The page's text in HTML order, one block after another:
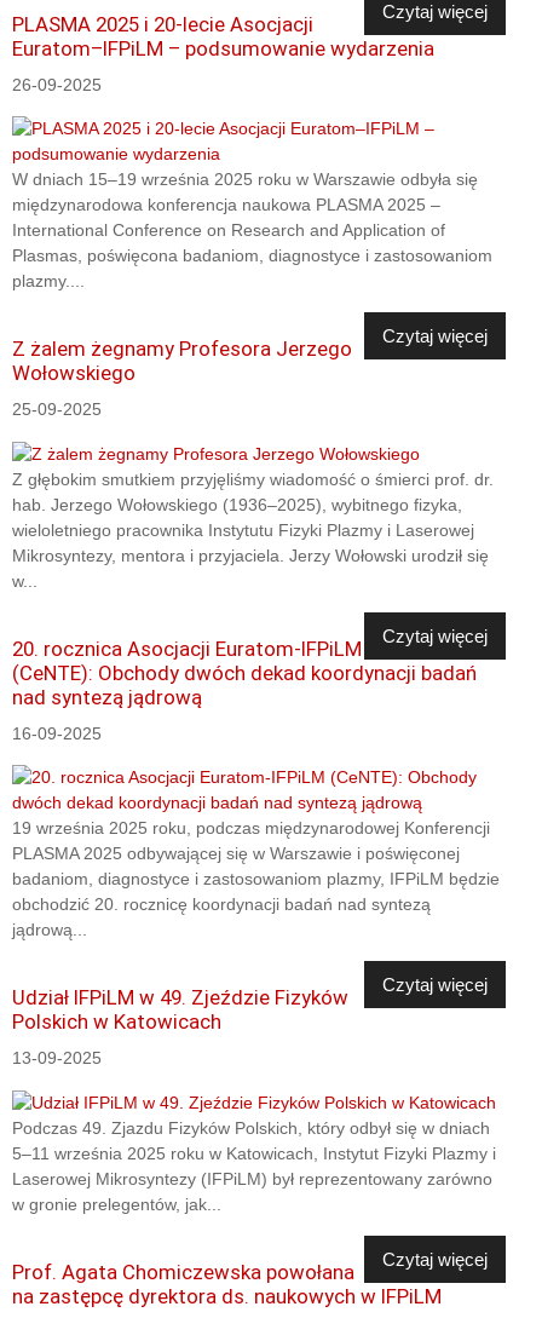
Czytaj więcej
PLASMA 2025 i 20-lecie Asocjacji
Euratom–IFPiLM – podsumowanie wydarzenia
26-09-2025
W dniach 15–19 września 2025 roku w Warszawie odbyła się
międzynarodowa konferencja naukowa PLASMA 2025 –
International Conference on Research and Application of
Plasmas, poświęcona badaniom, diagnostyce i zastosowaniom
plazmy....
Czytaj więcej
Z żalem żegnamy Profesora Jerzego
Wołowskiego
25-09-2025
Z głębokim smutkiem przyjęliśmy wiadomość o śmierci prof. dr.
hab. Jerzego Wołowskiego (1936–2025), wybitnego fizyka,
wieloletniego pracownika Instytutu Fizyki Plazmy i Laserowej
Mikrosyntezy, mentora i przyjaciela. Jerzy Wołowski urodził się
w...
Czytaj więcej
20. rocznica Asocjacji Euratom-IFPiLM
(CeNTE): Obchody dwóch dekad koordynacji badań
nad syntezą jądrową
16-09-2025
19 września 2025 roku, podczas międzynarodowej Konferencji
PLASMA 2025 odbywającej się w Warszawie i poświęconej
badaniom, diagnostyce i zastosowaniom plazmy, IFPiLM będzie
obchodzić 20. rocznicę koordynacji badań nad syntezą
jądrową...
Czytaj więcej
Udział IFPiLM w 49. Zjeździe Fizyków
Polskich w Katowicach
13-09-2025
Podczas 49. Zjazdu Fizyków Polskich, który odbył się w dniach
5–11 września 2025 roku w Katowicach, Instytut Fizyki Plazmy i
Laserowej Mikrosyntezy (IFPiLM) był reprezentowany zarówno
w gronie prelegentów, jak...
Czytaj więcej
Prof. Agata Chomiczewska powołana
na zastępcę dyrektora ds. naukowych w IFPiLM